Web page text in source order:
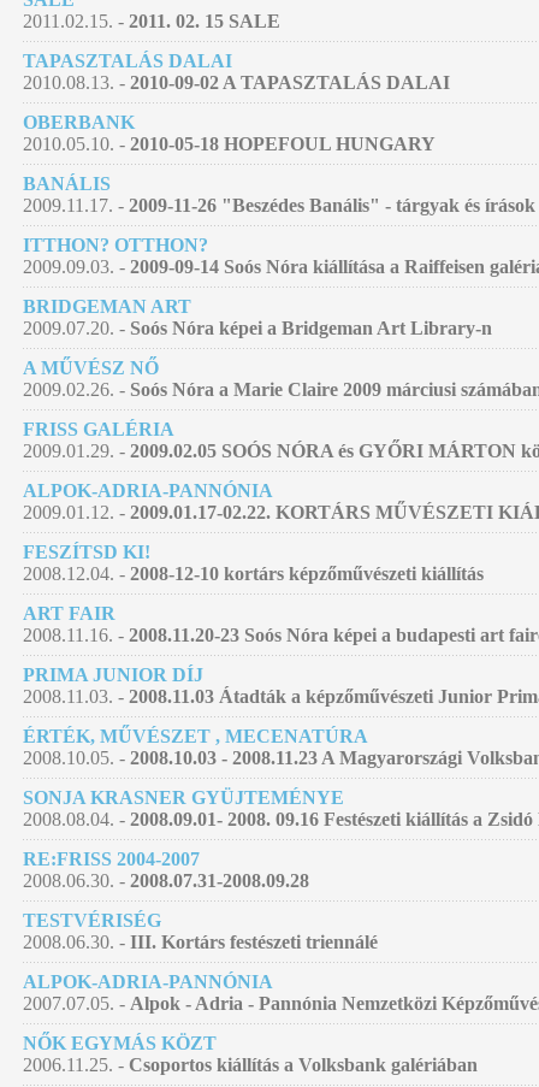
2011.02.15. - 2011. 02. 15 SALE
TAPASZTALÁS DALAI
2010.08.13. - 2010-09-02 A TAPASZTALÁS DALAI
OBERBANK
2010.05.10. - 2010-05-18 HOPEFOUL HUNGARY
BANÁLIS
2009.11.17. - 2009-11-26 "Beszédes Banális" - tárgyak és írások
ITTHON? OTTHON?
2009.09.03. - 2009-09-14 Soós Nóra kiállítása a Raiffeisen
BRIDGEMAN ART
2009.07.20. - Soós Nóra képei a Bridgeman Art Library-n
A MŰVÉSZ NŐ
2009.02.26. - Soós Nóra a Marie Claire 2009 márciusi
FRISS GALÉRIA
2009.01.29. - 2009.02.05 SOÓS NÓRA és GYŐRI MÁRTON
ALPOK-ADRIA-PANNÓNIA
2009.01.12. - 2009.01.17-02.22. KORTÁRS MŰVÉSZETI
FESZÍTSD KI!
2008.12.04. - 2008-12-10 kortárs képzőművészeti kiállítás
ART FAIR
2008.11.16. - 2008.11.20-23 Soós Nóra képei a budapesti art
PRIMA JUNIOR DÍJ
2008.11.03. - 2008.11.03 Átadták a képzőművészeti Junior
ÉRTÉK, MŰVÉSZET , MECENATÚRA
2008.10.05. - 2008.10.03 - 2008.11.23 A Magyarországi
SONJA KRASNER GYÜJTEMÉNYE
2008.08.04. - 2008.09.01- 2008. 09.16 Festészeti kiállítás a
RE:FRISS 2004-2007
2008.06.30. - 2008.07.31-2008.09.28
TESTVÉRISÉG
2008.06.30. - III. Kortárs festészeti triennálé
ALPOK-ADRIA-PANNÓNIA
2007.07.05. - Alpok - Adria - Pannónia Nemzetközi
NŐK EGYMÁS KÖZT
2006.11.25. - Csoportos kiállítás a Volksbank galériában